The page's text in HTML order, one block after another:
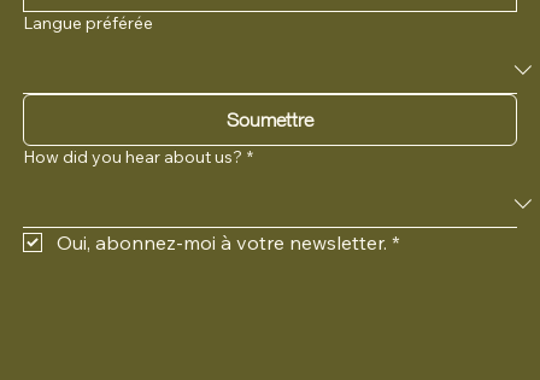
Langue préférée
Soumettre
How did you hear about us? *
Oui, abonnez-moi à votre newsletter. *